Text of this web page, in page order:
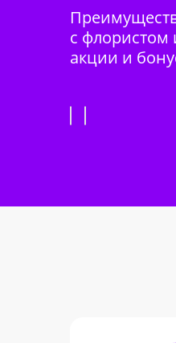
с флористом
акции и